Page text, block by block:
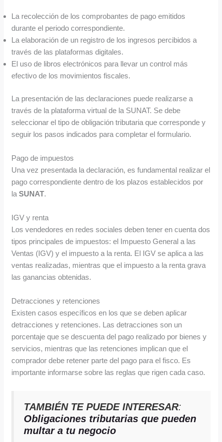
La recolección de los comprobantes de pago emitidos
durante el periodo correspondiente.
La elaboración de un registro de los ingresos percibidos a
través de las plataformas digitales.
El uso de libros electrónicos para llevar un control más
efectivo de los movimientos fiscales.
La presentación de las declaraciones puede realizarse a
través de la plataforma virtual de la SUNAT. Se debe
seleccionar el tipo de obligación tributaria que corresponde y
seguir los pasos indicados para completar el formulario.
Pago de impuestos
Una vez presentada la declaración, es fundamental realizar el
pago correspondiente dentro de los plazos establecidos por
laSUNAT.
IGV y renta
Los vendedores en redes sociales deben tener en cuenta dos
tipos principales de impuestos: el Impuesto General a las
Ventas (IGV) y el impuesto a la renta. El IGV se aplica a las
ventas realizadas, mientras que el impuesto a la renta grava
las ganancias obtenidas.
Detracciones y retenciones
Existen casos específicos en los que se deben aplicar
detracciones y retenciones. Las detracciones son un
porcentaje que se descuenta del pago realizado por bienes y
servicios, mientras que las retenciones implican que el
comprador debe retener parte del pago para el fisco. Es
importante informarse sobre las reglas que rigen cada caso.
TAMBIÉN TE PUEDE INTERESAR:
Obligaciones tributarias que pueden
multar a tu negocio